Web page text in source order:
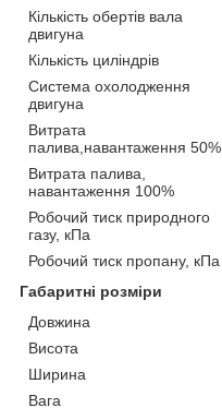
Кількість обертів вала
двигуна
Кількість циліндрів
Система охолодження
двигуна
Витрата
палива,навантаження 50%
Витрата палива,
навантаження 100%
Робочий тиск природного
газу, кПа
Робочий тиск пропану, кПа
Габаритні розміри
Довжина
Висота
Ширина
Вага